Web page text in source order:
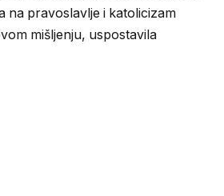
na pravoslavlje i katolicizam
mišljenju, uspostavila